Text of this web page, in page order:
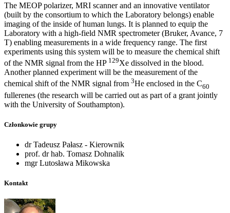
The MEOP polarizer, MRI scanner and an innovative ventilator
(built by the consortium to which the Laboratory belongs) enable
imaging of the inside of human lungs. It is planned to equip the
Laboratory with a high-field NMR spectrometer (Bruker, Avance, 7
T) enabling measurements in a wide frequency range. The first
experiments using this system will be to measure the chemical shift
of the NMR signal from the HP 129Xe dissolved in the blood.
Another planned experiment will be the measurement of the
chemical shift of the NMR signal from 3He enclosed in the C60
fullerenes (the research will be carried out as part of a grant jointly
with the University of Southampton).
Członkowie grupy
dr Tadeusz Pałasz - Kierownik
prof. dr hab. Tomasz Dohnalik
mgr Lutosława Mikowska
Kontakt